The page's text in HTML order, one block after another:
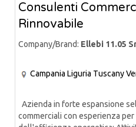
Consulenti
Rinnovabile
Company/Brand: Ellebi 11.05
Campania Liguria Tuscany
Azienda in forte espansione
commerciali con esperienza